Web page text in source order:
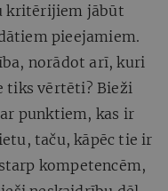
kritērijiem jābūt
pieejamiem.
norādot arī, kuri
tiks vērtēti? Bieži
punktiem, kas ir
taču, kāpēc tie ir
kompetencēm,